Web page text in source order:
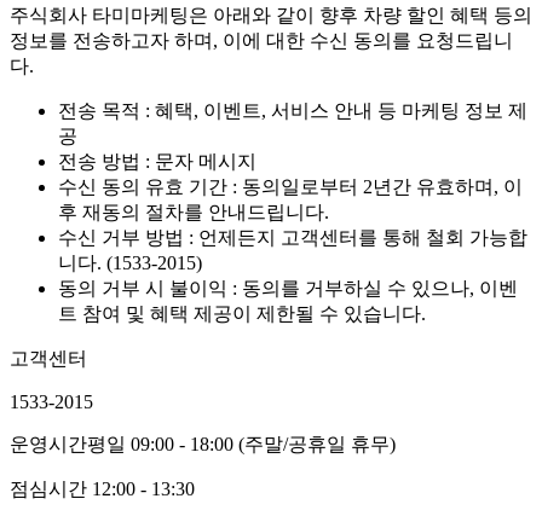
주식회사 타미마케팅은 아래와 같이 향후 차량 할인 혜택 등의
정보를 전송하고자 하며, 이에 대한 수신 동의를 요청드립니
다.
전송 목적 : 혜택, 이벤트, 서비스 안내 등 마케팅 정보 제
공
전송 방법 : 문자 메시지
수신 동의 유효 기간 : 동의일로부터 2년간 유효하며, 이
후 재동의 절차를 안내드립니다.
수신 거부 방법 : 언제든지 고객센터를 통해 철회 가능합
니다. (1533-2015)
동의 거부 시 불이익 : 동의를 거부하실 수 있으나, 이벤
트 참여 및 혜택 제공이 제한될 수 있습니다.
고객센터
1533-2015
운영시간평일 09:00 - 18:00 (주말/공휴일 휴무)
점심시간 12:00 - 13:30